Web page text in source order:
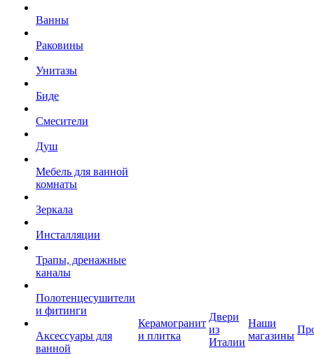
Ванны
Раковины
Унитазы
Биде
Смесители
Душ
Мебель для ванной
комнаты
Зеркала
Инсталляции
Трапы, дренажные
каналы
Полотенцесушители
и фитинги
Аксессуары для
ванной
Керамогранит
и плитка
Двери
из
Италии
Наши
магазины